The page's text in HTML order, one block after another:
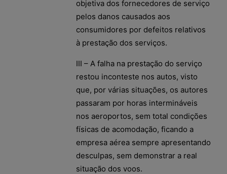
objetiva dos fornecedores de serviço
pelos danos causados aos
consumidores por defeitos relativos
à prestação dos serviços.
III – A falha na prestação do serviço
restou inconteste nos autos, visto
que, por várias situações, os autores
passaram por horas intermináveis
nos aeroportos, sem total condições
físicas de acomodação, ficando a
empresa aérea sempre apresentando
desculpas, sem demonstrar a real
situação dos voos.